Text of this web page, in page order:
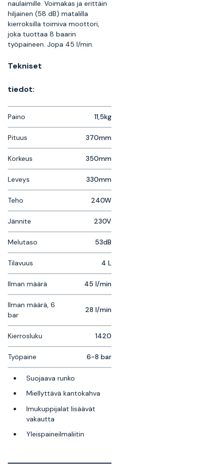
naulaimille. Voimakas ja erittäin
hiljainen (58 dB) matalilla
kierroksilla toimiva moottori,
joka tuottaa 8 baarin
työpaineen. Jopa 45 l/min.
Tekniset
tiedot:
Paino 11,5kg
Pituus 370mm
Korkeus 350mm
Leveys 330mm
Teho 240W
Jännite 230V
Melutaso 53dB
Tilavuus 4 L
Ilman määrä 45 l/min
Ilman määrä, 6
bar
28 l/min
Kierrosluku 1420
Työpaine 6-8 bar
Suojaava runko
Miellyttävä kantokahva
Imukuppijalat lisäävät
vakautta
Yleispaineilmaliitin